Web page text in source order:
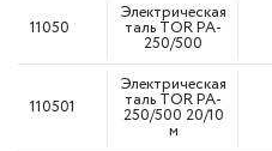
11050
Электрическая
таль TOR PA-
250/500
110501
Электрическая
таль TOR PA-
250/500 20/10
м